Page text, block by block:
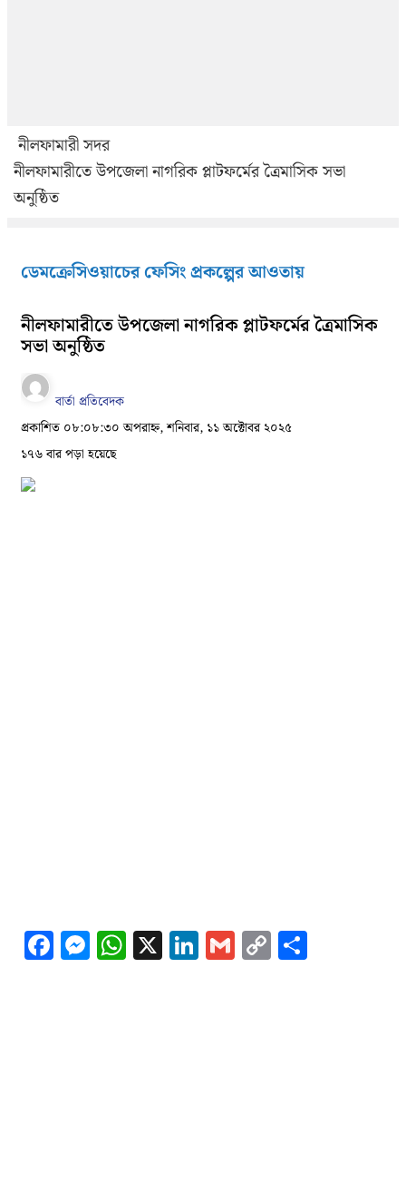
নীলফামারী সদর
নীলফামারীতে উপজেলা নাগরিক প্লাটফর্মের ত্রৈমাসিক সভা
অনুষ্ঠিত
ডেমক্রেসিওয়াচের ফেসিং প্রকল্পের আওতায়
নীলফামারীতে উপজেলা নাগরিক প্লাটফর্মের ত্রৈমাসিক
সভা অনুষ্ঠিত
বার্তা প্রতিবেদক
প্রকাশিত ০৮:০৮:৩০ অপরাহ্ন, শনিবার, ১১ অক্টোবর ২০২৫
১৭৬ বার পড়া হয়েছে
Facebook
Messenger
WhatsApp
X LinkedIn
GmailCopy